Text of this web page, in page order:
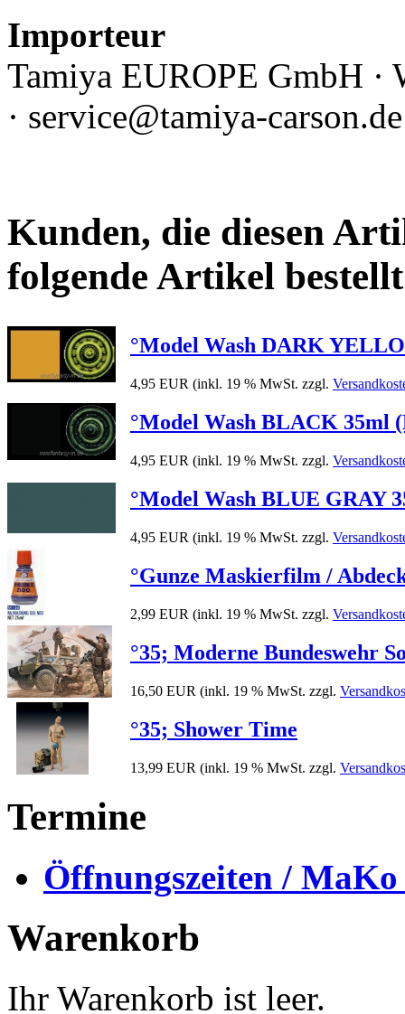
Importeur
Tamiya EUROPE GmbH ·
· service@tamiya-
Kunden, die diesen
folgende Artikel
°Model Wash DARK
4,95 EUR (inkl. 19 % MwSt. zzgl.
°Model Wash BLACK 35ml
4,95 EUR (inkl. 19 % MwSt. zzgl.
°Model Wash BLUE GRAY
4,95 EUR (inkl. 19 % MwSt. zzgl.
°Gunze Maskierfilm /
2,99 EUR (inkl. 19 % MwSt. zzgl.
°35; Moderne Bundeswehr
16,50 EUR (inkl. 19 % MwSt. zzgl.
°35; Shower Time
13,99 EUR (inkl. 19 % MwSt. zzgl.
Termine
Öffnungszeiten /
Warenkorb
Ihr Warenkorb ist leer.